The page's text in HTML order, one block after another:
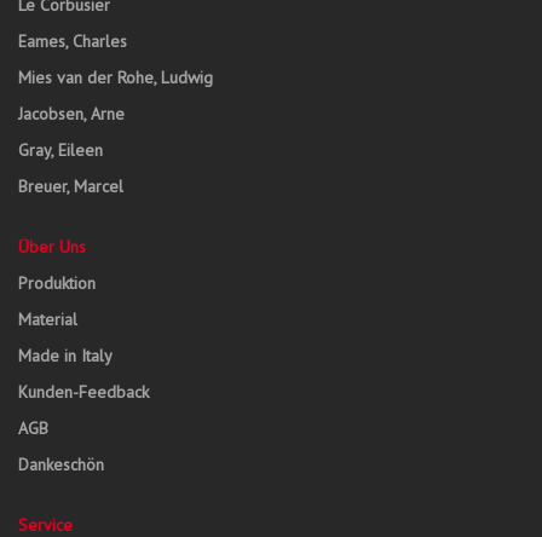
Le Corbusier
Eames, Charles
Mies van der Rohe, Ludwig
Jacobsen, Arne
Gray, Eileen
Breuer, Marcel
Über Uns
Produktion
Material
Made in Italy
Kunden-Feedback
AGB
Dankeschön
Service